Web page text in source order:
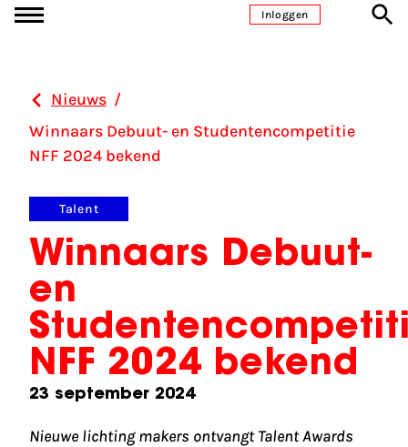
Ga naar inhoudInloggen
Nieuws /
Winnaars Debuut- en Studentencompetitie
NFF 2024 bekend
Talent
Winnaars Debuut-
en
NFF 2024 bekend
23 september 2024
Nieuwe lichting makers ontvangt Talent Awards